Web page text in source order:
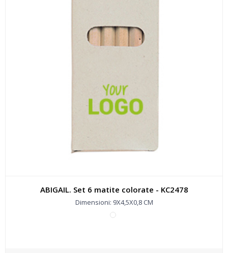
ABIGAIL. Set 6 matite colorate - KC2478
Dimensioni: 9X4,5X0,8 CM